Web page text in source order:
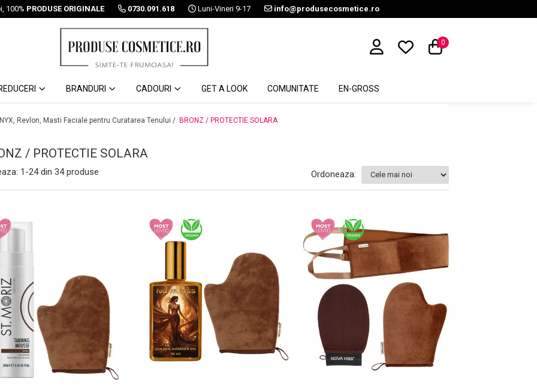
100% PRODUSE ORIGINALE 0730.091.618 Luni-Vineri 9-17 info@produsecosmetice.ro
0
BRANDURI CADOURI GET A LOOK COMUNITATE EN-GROSS
Revlon, Masti Faciale pentru Curatarea Tenului / BRONZ / PROTECTIE SOLARA
/ PROTECTIE SOLARA
1-24din 34produse Ordoneaza: